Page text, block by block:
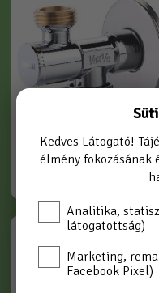
ar-smart-sz-1212 szűrős
sarokcsap
AR-SMART-SZ1238
Kedves Látogató!
élmény fokozásának
Analitika,
látogatottság)
Marketing,
Facebook Pixel)